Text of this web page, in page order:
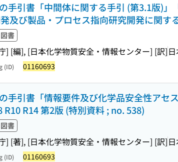
手引書「中間体に関する手引 (第3.1版)
及び製品・プロセス指向研究開発に関す
図書
] [編], [日本化学物質安全・情報センター] [訳]
(ID) 01160693
手引書「情報要件及び化学品安全性アセ
R10 R14 第2版 (特別資料 ; no. 538)
図書
] [著], [日本化学物質安全・情報センター] [訳]
(ID) 01160693